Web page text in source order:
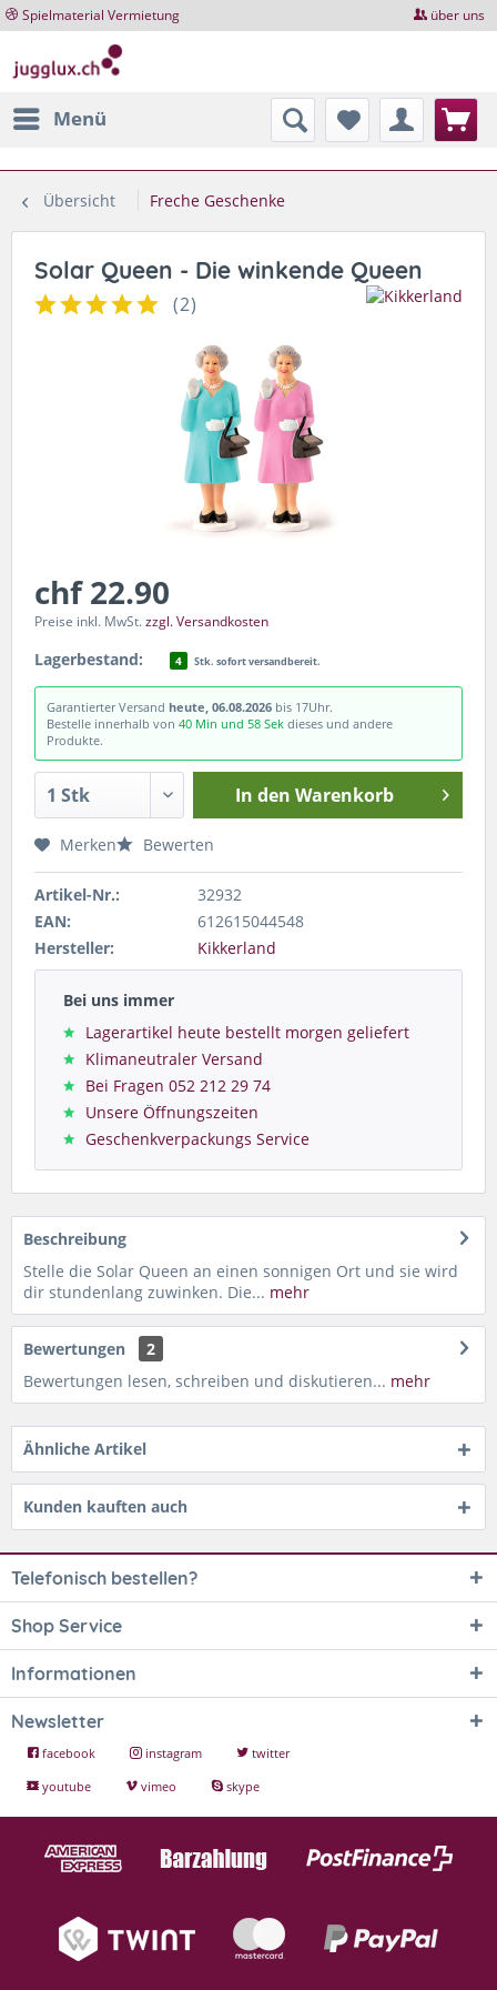
Spielmaterial Vermietung über uns
Menü
Übersicht Freche Geschenke
Solar Queen - Die winkende Queen
(2)
chf 22.90
Preise inkl. MwSt.zzgl. Versandkosten
Lagerbestand: 4 Stk. sofort versandbereit.
Garantierter Versand heute, 06.08.2026 bis 17Uhr.
Bestelle innerhalb von 40 Min und 58 Sek dieses und andere
Produkte.
In den Warenkorb
Merken Bewerten
Artikel-Nr.:
32932
EAN:
612615044548
Hersteller:
Kikkerland
Bei uns immer
Lagerartikel heute bestellt morgen geliefert
Klimaneutraler Versand
Bei Fragen 052 212 29 74
Unsere Öffnungszeiten
Geschenkverpackungs Service
Beschreibung
Stelle die Solar Queen an einen sonnigen Ort und sie wird
dir stundenlang zuwinken. Die... mehr
Bewertungen
2
Bewertungen lesen, schreiben und diskutieren... mehr
Ähnliche Artikel
Kunden kauften auch
Telefonisch bestellen?
Shop Service
Informationen
Newsletter
facebook instagram
twitter
youtube
vimeo skype